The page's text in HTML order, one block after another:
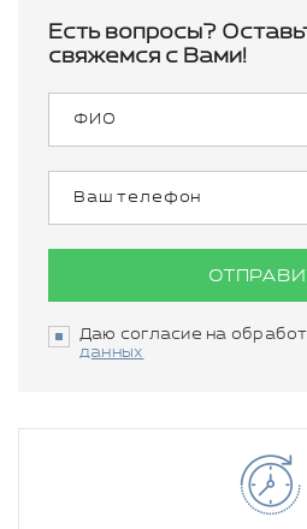
Есть вопросы?
свяжемся с Вами!
Даю согласие на
данных